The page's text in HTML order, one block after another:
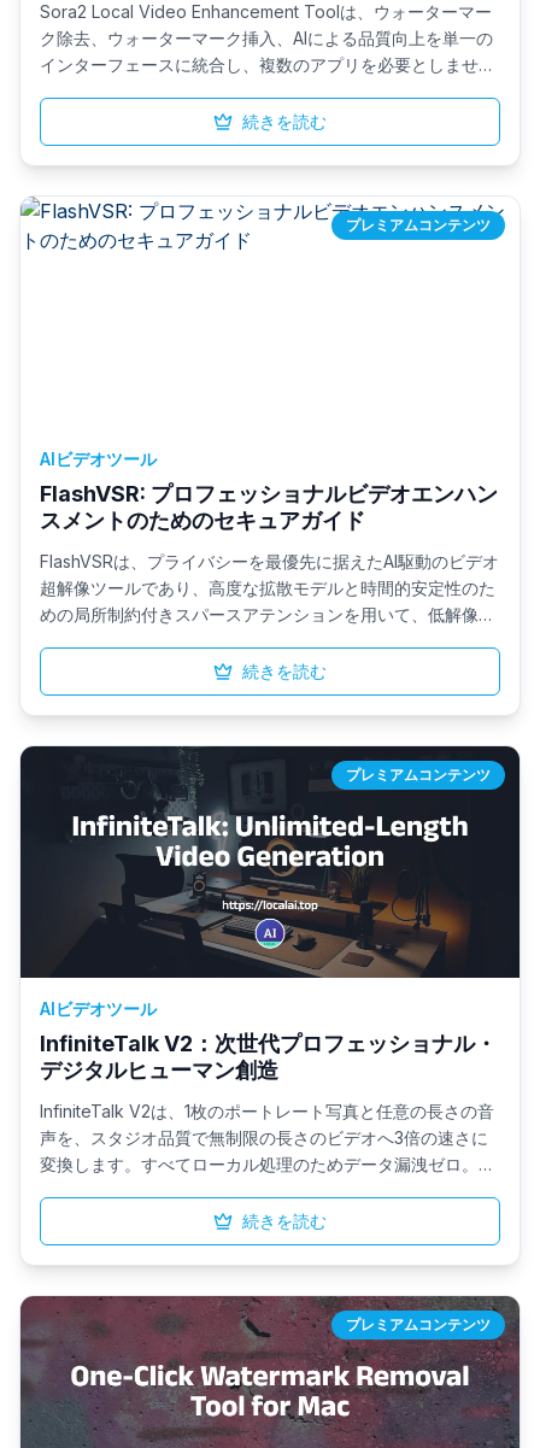
Sora2 Local Video Enhancement Toolは、ウォーターマー
ク除去、ウォーターマーク挿入、AIによる品質向上を単一の
インターフェースに統合し、複数のアプリを必要としませ
ムを補間してモーションを滑らかにし、手ブレ映像を安定化
し、表情を保持しながら、チャンク持続時間やその他のパラ
メータを微調整して、高速で制作環境に対応した出力を実現
します。
続きを読む
プレミアムコンテンツ
AIビデオツール
FlashVSR: プロフェッショナルビデオエンハン
スメントのためのセキュアガイド
FlashVSRは、プライバシーを最優先に据えたAI駆動のビデオ
超解像ツールであり、高度な拡散モデルと時間的安定性のた
めの局所制約付きスパースアテンションを用いて、低解像度
ルします。すべての処理はローカルで実行され、主要なフォ
ーマットや制作ワークフローを完全にサポートしながら、デ
ータの漏洩をゼロに抑えます。
続きを読む
プレミアムコンテンツ
AIビデオツール
InfiniteTalk V2：次世代プロフェッショナル・
デジタルヒューマン創造
InfiniteTalk V2は、1枚のポートレート写真と任意の長さの音
声を、スタジオ品質で無制限の長さのビデオへ3倍の速さに
変換します。すべてローカル処理のためデータ漏洩ゼロ。ワ
クなリップシンク、自然な表情、そしてトレーニング・教
育・多言語アナウンスに最適なセキュアで高速なワークフロ
ーを手に入れられます。
続きを読む
プレミアムコンテンツ